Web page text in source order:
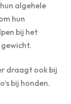
algehele
hun
bij het
draagt ook bij
bij honden.